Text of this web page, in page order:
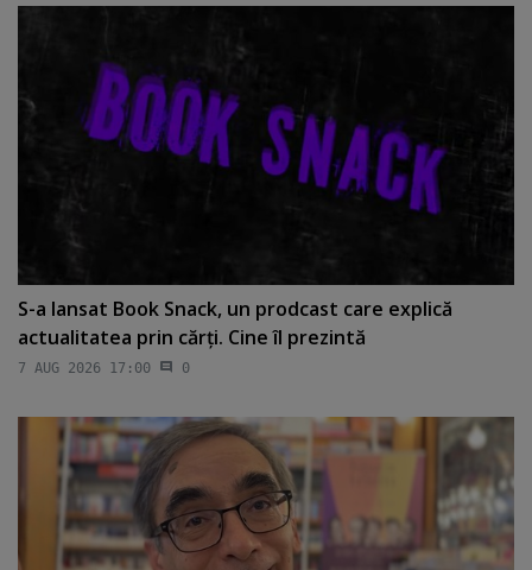
S-a lansat Book Snack, un prodcast care explică
actualitatea prin cărţi. Cine îl prezintă
7 AUG 2026 17:00 0